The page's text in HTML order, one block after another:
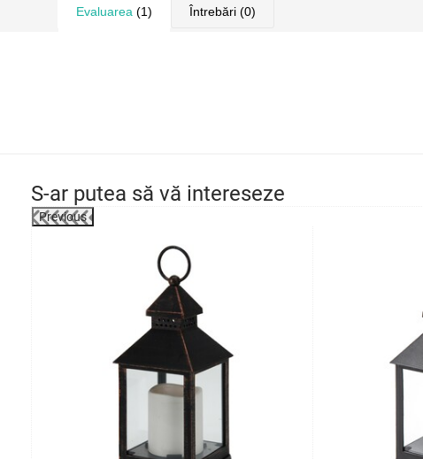
Evaluarea (1) Întrebări (0)
S-ar putea să vă intereseze
Previous